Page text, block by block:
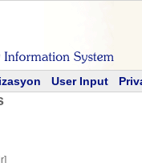
User Input